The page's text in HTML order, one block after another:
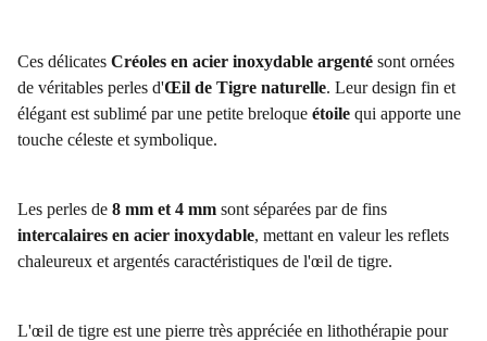
Ces délicates Créoles en acier inoxydable argenté sont ornées
de véritables perles d'Œil de Tigre naturelle. Leur design fin et
élégant est sublimé par une petite breloque étoile qui apporte une
touche céleste et symbolique.
Les perles de 8 mm et 4 mm sont séparées par de fins
intercalaires en acier inoxydable, mettant en valeur les reflets
chaleureux et argentés caractéristiques de l'œil de tigre.
L'œil de tigre est une pierre très appréciée en lithothérapie pour